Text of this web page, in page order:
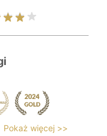
Pokaż więcej >>